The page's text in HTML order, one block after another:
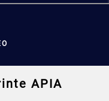
APIA